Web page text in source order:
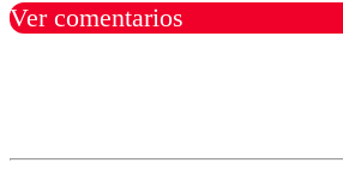
Ver comentarios